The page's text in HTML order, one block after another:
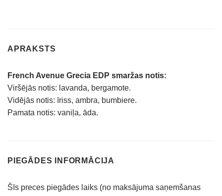
APRAKSTS
French Avenue Grecia EDP smaržas notis:
Viršējās notis: lavanda, bergamote.
Vidējās notis: īriss, ambra, bumbiere.
Pamata notis: vaniļa, āda.
PIEGĀDES INFORMĀCIJA
Šīs preces piegādes laiks (no maksājuma saņemšanas